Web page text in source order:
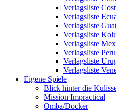
Verlagsliste
Verlagsliste
Verlagsliste
Verlagsliste
Verlagsliste
Verlagsliste Peru
Verlagsliste
Verlagsliste
Eigene Spiele
Blick hinter die
Mission Impractical
Omba/Docker